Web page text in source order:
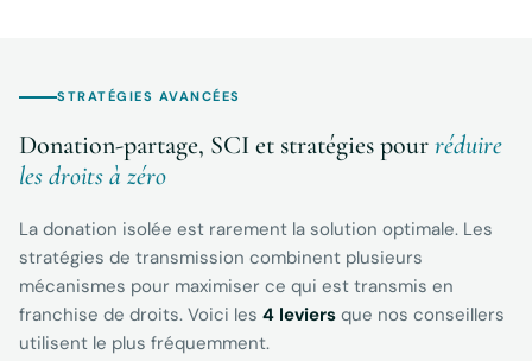
STRATÉGIES AVANCÉES
Donation-partage, SCI et stratégies pourréduire
les droits à zéro
La donation isolée est rarement la solution optimale. Les
stratégies de transmission combinent plusieurs
mécanismes pour maximiser ce qui est transmis en
franchise de droits. Voici les 4 leviers que nos conseillers
utilisent le plus fréquemment.